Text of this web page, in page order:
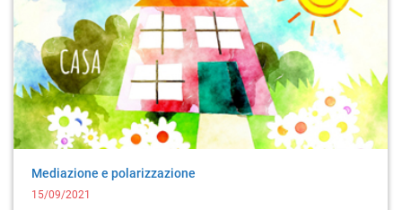
Mediazione e polarizzazione
15/09/2021